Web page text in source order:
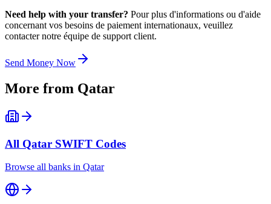
Need help with your transfer? Pour plus d'informations ou d'aide
concernant vos besoins de paiement internationaux, veuillez
contacter notre équipe de support client.
Send Money Now
More from Qatar
All Qatar SWIFT Codes
Browse all banks in Qatar